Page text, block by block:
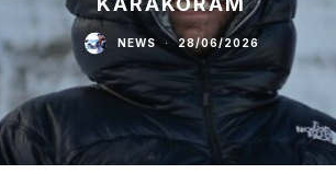
NEWS · 28/06/2026